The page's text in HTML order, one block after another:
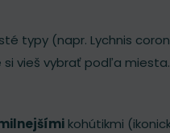
typy (napr. Lychnis
si vieš vybrať podľa miesta.
kohútikmi